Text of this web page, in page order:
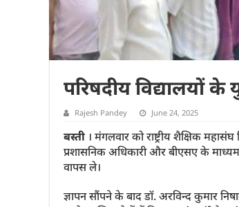
परिषदीय विद्यालयों
Rajesh Pandey June 24, 2025
बस्ती । मंगलवार को राष्ट्रीय शैक्षिक
प्रशासनिक अधिकारी और बीएसए के माध्यम
वापस ले।
ज्ञापन सौंपने के बाद डॉ. अरविन्द कुमार